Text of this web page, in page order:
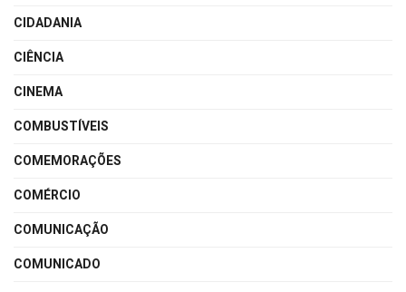
CIDADANIA
CIÊNCIA
CINEMA
COMBUSTÍVEIS
COMEMORAÇÕES
COMÉRCIO
COMUNICAÇÃO
COMUNICADO